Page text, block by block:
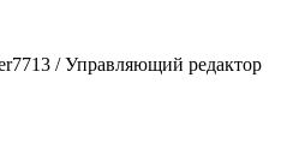
/ Управляющий редактор